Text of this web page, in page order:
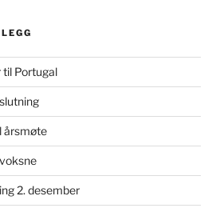
til Portugal
årsmøte
2. desember